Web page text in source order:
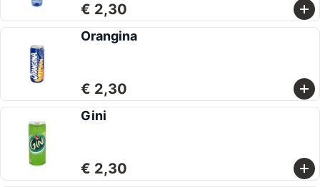
€ 2,30
Orangina
€ 2,30
Gini
€ 2,30